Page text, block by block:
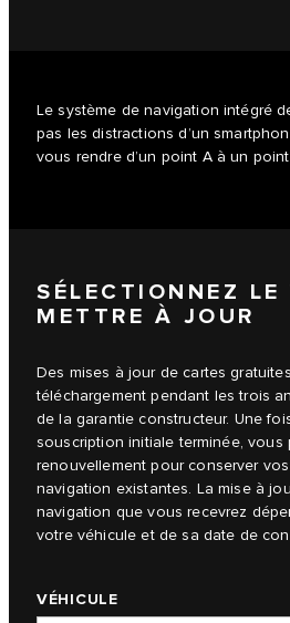
Le système de navigation intégré
pas les distractions d’un
vous rendre d’un point A à un
SÉLECTIONNEZ
METTRE À JOUR
Des mises à jour de cartes
téléchargement pendant les trois
de la garantie constructeur. Une
souscription initiale terminée, vous
renouvellement pour conserver
navigation existantes. La mise à
navigation que vous recevrez
votre véhicule et de sa date de
VÉHICULE